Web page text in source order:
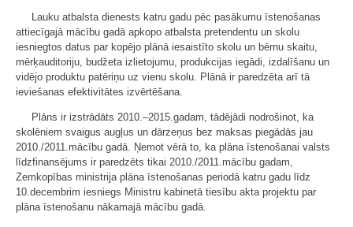
Lauku atbalsta dienests katru gadu pēc pasākumu īstenošanas
attiecīgajā mācību gadā apkopo atbalsta pretendentu un skolu
iesniegtos datus par kopējo plānā iesaistīto skolu un bērnu skaitu,
mērķauditoriju, budžeta izlietojumu, produkcijas iegādi, izdalīšanu un
vidējo produktu patēriņu uz vienu skolu. Plānā ir paredzēta arī tā
ieviešanas efektivitātes izvērtēšana.
Plāns ir izstrādāts 2010.–2015.gadam, tādējādi nodrošinot, ka
skolēniem svaigus augļus un dārzeņus bez maksas piegādās jau
2010./2011.mācību gadā. Ņemot vērā to, ka plāna īstenošanai valsts
līdzfinansējums ir paredzēts tikai 2010./2011.mācību gadam,
Zemkopības ministrija plāna īstenošanas periodā katru gadu līdz
10.decembrim iesniegs Ministru kabinetā tiesību akta projektu par
plāna īstenošanu nākamajā mācību gadā.